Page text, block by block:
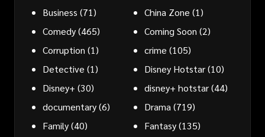
Business (71) China Zone (1)
Comedy(465) Coming Soon (2)
Corruption (1) crime (105)
Detective (1) Disney Hotstar(10)
Disney+ (30) disney+ hotstar(44)
documentary(6) Drama (719)
Family(40) Fantasy(135)